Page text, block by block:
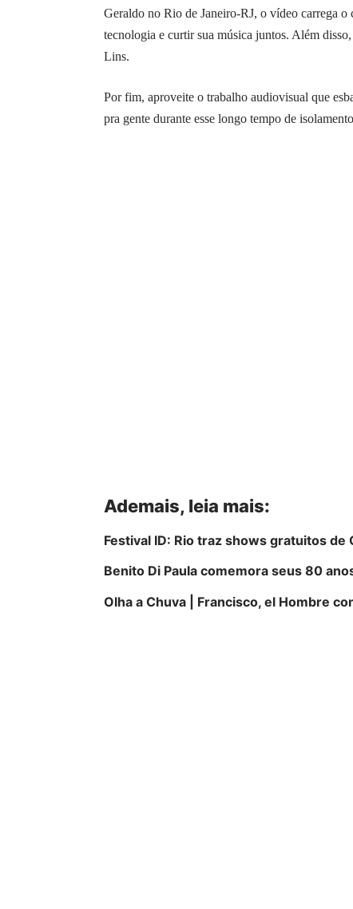
Geraldo no Rio de Janeiro-RJ, o vídeo carrega o
tecnologia e curtir sua música juntos. Além
Lins.
Por fim, aproveite o trabalho audiovisual que
pra gente durante esse longo tempo de
Ademais, leia mais:
Festival ID: Rio traz shows gratuitos de
Benito Di Paula comemora seus 80
Olha a Chuva | Francisco, el Hombre